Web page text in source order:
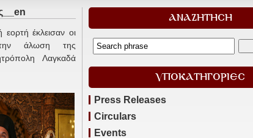
εορτή έκλεισαν οι
άλωση της
Λαγκαδά
ΑΝΑΖΗΤΗΣΗ
ΥΠΟΚΑΤΗΓΟΡΙΕΣ
Press Releases
Circulars
Events